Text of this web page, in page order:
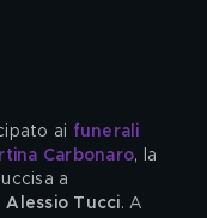
ai funerali
Carbonaro, la
a
Alessio Tucci. A